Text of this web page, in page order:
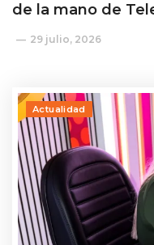
de la mano de
29 julio, 2026
Actualidad